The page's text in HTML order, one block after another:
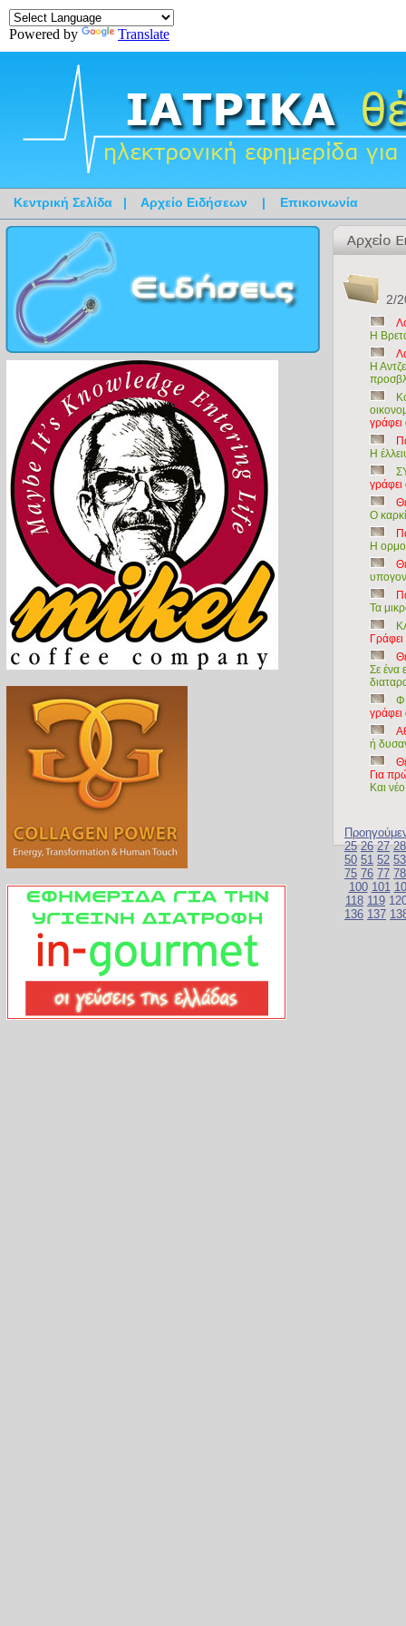
Powered by Translate
Κεντρική Σελίδα | Αρχείο Ειδήσεων | Επικοινωνία
2/
H
Η
Η
Ο
Η
Τα
Σε ένα
γράφει
ή
Για
Και
25 26 27 28
50 51 52 53
75 76 77 78
100 101
118 119
136 137